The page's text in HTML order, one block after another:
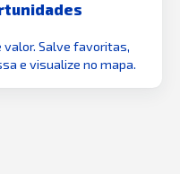
valor. Salve favoritas,
e visualize no mapa.